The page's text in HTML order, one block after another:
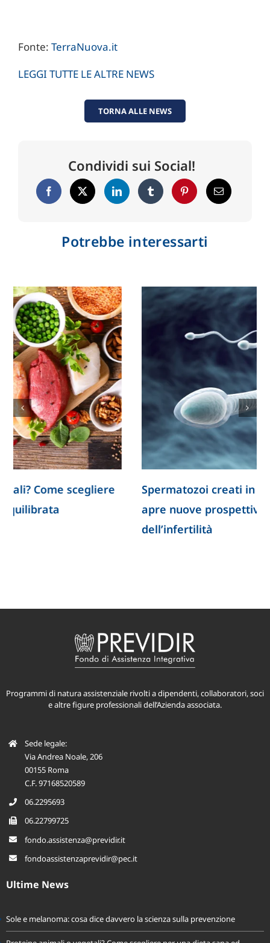
Fonte: TerraNuova.it
LEGGI TUTTE LE ALTRE NEWS
TORNA ALLE NEWS
Condividi sui Social!
Potrebbe interessarti
Spermatozoi creati in laboratorio: la ricerca
apre nuove prospettive per lo studio
Programmi di natura assistenziale rivolti a dipendenti, collaboratori, soci
Sede legale:
Via Andrea Noale, 206
00155 Roma
Sole e melanoma: cosa dice davvero la scienza sulla prevenzione